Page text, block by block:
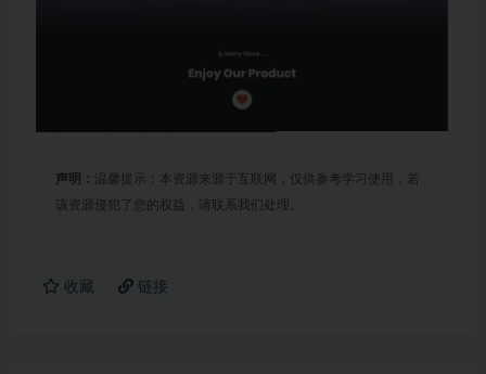
声明： 温馨提示：本资源来源于互联网，仅供参考学习使用，若
该资源侵犯了您的权益，请联系我们处理。
收藏 链接